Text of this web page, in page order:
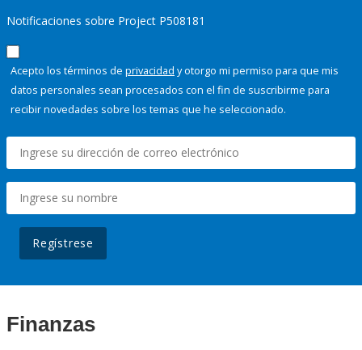
Notificaciones sobre Project P508181
Acepto los términos de privacidad y otorgo mi permiso para que mis
datos personales sean procesados con el fin de suscribirme para
recibir novedades sobre los temas que he seleccionado.
Regístrese
Finanzas